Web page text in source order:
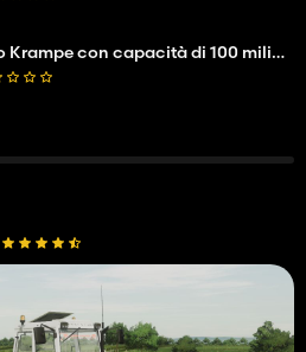
Rimorchio Krampe con capacità di 100 milioni di litri